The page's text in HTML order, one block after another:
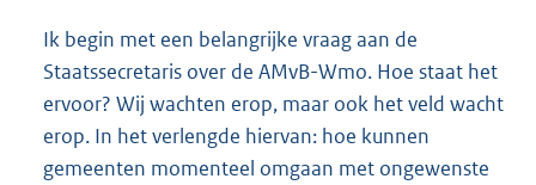
Ik begin met een belangrijke vraag aan de
Staatssecretaris over de AMvB-Wmo. Hoe staat het
ervoor? Wij wachten erop, maar ook het veld wacht
erop. In het verlengde hiervan: hoe kunnen
gemeenten momenteel omgaan met ongewenste